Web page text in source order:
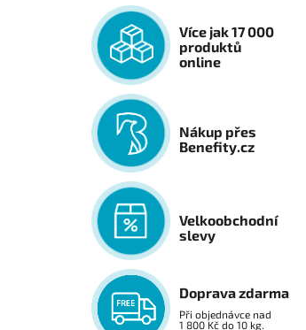
Více jak 17 000
produktů
online
Nákup přes
Benefity.cz
Velkoobchodní
slevy
Doprava zdarma
Při objednávce nad
1 800 Kč do 10 kg.